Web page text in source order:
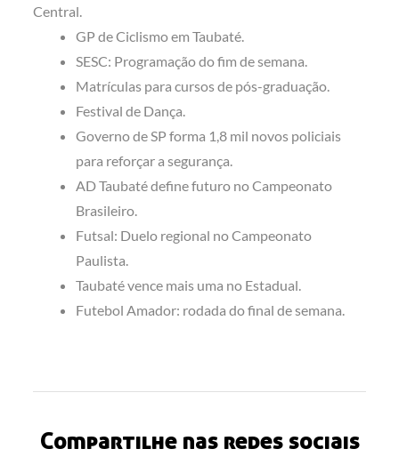
Central.
GP de Ciclismo em Taubaté.
SESC: Programação do fim de semana.
Matrículas para cursos de pós-graduação.
Festival de Dança.
Governo de SP forma 1,8 mil novos policiais
para reforçar a segurança.
AD Taubaté define futuro no Campeonato
Brasileiro.
Futsal: Duelo regional no Campeonato
Paulista.
Taubaté vence mais uma no Estadual.
Futebol Amador: rodada do final de semana.
Compartilhe nas redes sociais